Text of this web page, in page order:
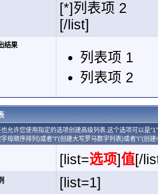
[*]列表项 2
[/list]
结果
列表项 1
列表项 2
也允许您使用指定的选项创建高级列表.这个选项可以是
母顺序排列)或者“I”(创建大写罗马数字列表)或者“i”(创
[list=选项]值[/
[list=1]